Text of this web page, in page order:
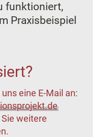
funktioniert,
Praxisbeispiel
eine E-Mail an:
weitere